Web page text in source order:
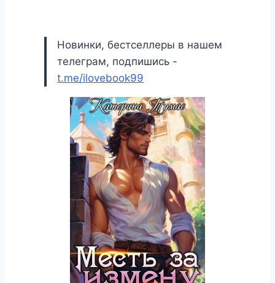
Новинки, бестселлеры в нашем
телеграм, подпишись -
t.me/ilovebook99